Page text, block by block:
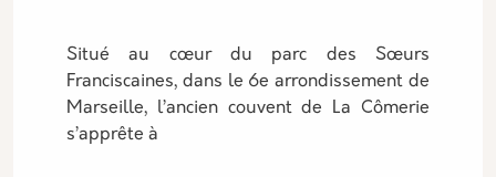
Situé au cœur du parc des Sœurs
Franciscaines, dans le 6e arrondissement de
Marseille, l’ancien couvent de La Cômerie
s’apprête à